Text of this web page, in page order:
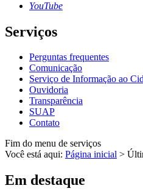
YouTube
Serviços
Perguntas frequentes
Comunicação
Serviço de Informação ao
Ouvidoria
Transparência
SUAP
Contato
Fim do menu de serviços
Você está aqui: Página inicial >
Em destaque